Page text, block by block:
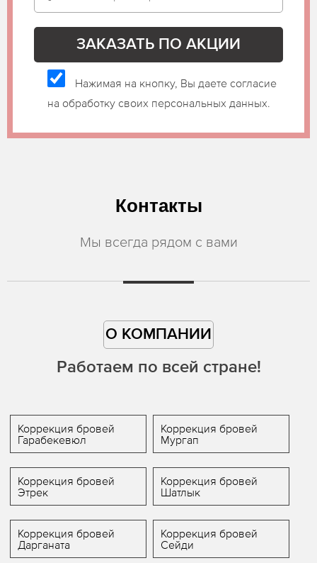
Нажимая на кнопку, Вы даете согласие
на обработку своих персональных данных.
Контакты
Мы всегда рядом с вами
О КОМПАНИИ
Работаем по всей стране!
Коррекция бровей
Гарабекевюл
Коррекция бровей
Мургап
Коррекция бровей
Этрек
Коррекция бровей
Шатлык
Коррекция бровей
Дарганата
Коррекция бровей
Сейди